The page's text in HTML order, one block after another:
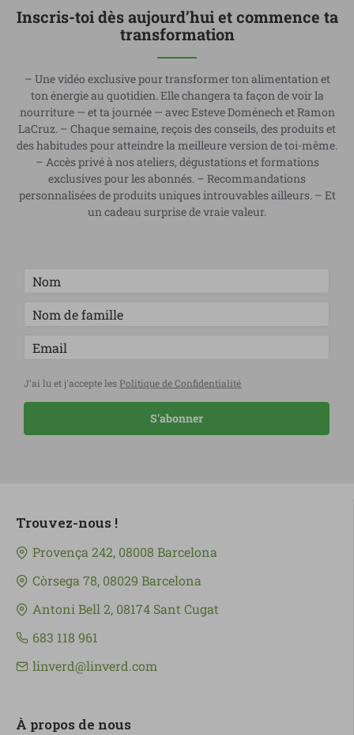
Inscris-toi dès aujourd’hui et commence ta
transformation
– Une vidéo exclusive pour transformer ton alimentation et
ton énergie au quotidien. Elle changera ta façon de voir la
nourriture — et ta journée — avec Esteve Doménech et Ramon
LaCruz. – Chaque semaine, reçois des conseils, des produits et
des habitudes pour atteindre la meilleure version de toi-même.
– Accès privé à nos ateliers, dégustations et formations
exclusives pour les abonnés. – Recommandations
personnalisées de produits uniques introuvables ailleurs. – Et
un cadeau surprise de vraie valeur.
J'ai lu et j'accepte les Politique de Confidentialité
S'abonner
Trouvez-nous !
Provença 242, 08008 Barcelona
Còrsega 78, 08029 Barcelona
Antoni Bell 2, 08174 Sant Cugat
683 118 961
linverd@linverd.com
À propos de nous